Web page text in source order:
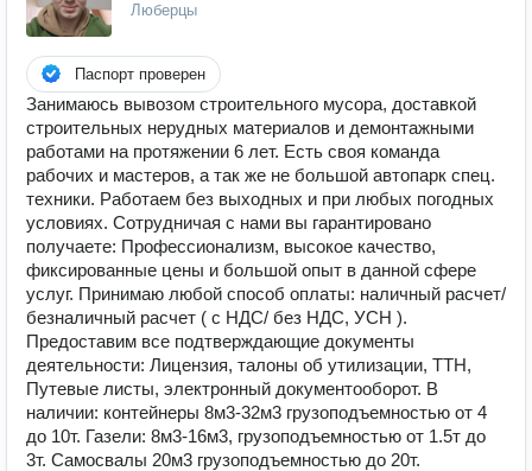
Люберцы
Паспорт проверен
Занимаюсь вывозом строительного мусора, доставкой
строительных нерудных материалов и демонтажными
работами на протяжении 6 лет. Есть своя команда
рабочих и мастеров, а так же не большой автопарк спец.
техники. Работаем без выходных и при любых погодных
условиях. Сотрудничая с нами вы гарантировано
получаете: Профессионализм, высокое качество,
фиксированные цены и большой опыт в данной сфере
услуг. Принимаю любой способ оплаты: наличный расчет/
безналичный расчет ( с НДС/ без НДС, УСН ).
Предоставим все подтверждающие документы
деятельности: Лицензия, талоны об утилизации, ТТН,
Путевые листы, электронный документооборот. В
наличии: контейнеры 8м3-32м3 грузоподъемностью от 4
до 10т. Газели: 8м3-16м3, грузоподъемностью от 1.5т до
3т. Самосвалы 20м3 грузоподъемностью до 20т.